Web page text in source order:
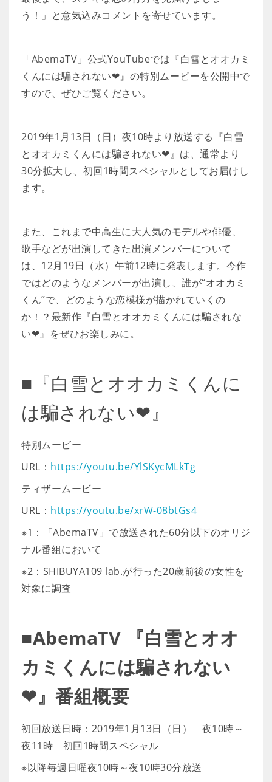
う！」と意気込みコメントを寄せています。
「AbemaTV」公式YouTubeでは『白雪とオオカミ
くんには騙されない❤』の特別ムービーを公開中で
すので、ぜひご覧ください。
2019年1月13日（日）夜10時より放送する『白雪
とオオカミくんには騙されない❤』は、通常より
30分拡大し、初回1時間スペシャルとしてお届けし
ます。
また、これまで中高生に大人気のモデルや俳優、
歌手などが出演してきた出演メンバーについて
は、12月19日（水）午前12時に発表します。今作
ではどのようなメンバーが出演し、誰が“オオカミ
くん”で、どのような恋模様が描かれていくの
か！？最新作『白雪とオオカミくんには騙されな
い❤』をぜひお楽しみに。
■『白雪とオオカミくんに
は騙されない❤』
特別ムービー
URL： https://youtu.be/YlSKycMLkTg
ティザームービー
URL： https://youtu.be/xrW-08btGs4
※1：「AbemaTV」で放送された60分以下のオリジ
ナル番組において
※2：SHIBUYA109 lab.が行った20歳前後の女性を
対象に調査
■AbemaTV 『白雪とオオ
カミくんには騙されない
❤』番組概要
初回放送日時：2019年1月13日（日） 夜10時～
夜11時 初回1時間スペシャル
※以降毎週日曜夜10時～夜10時30分放送